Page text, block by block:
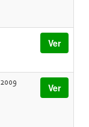
Ver
2009 Ver